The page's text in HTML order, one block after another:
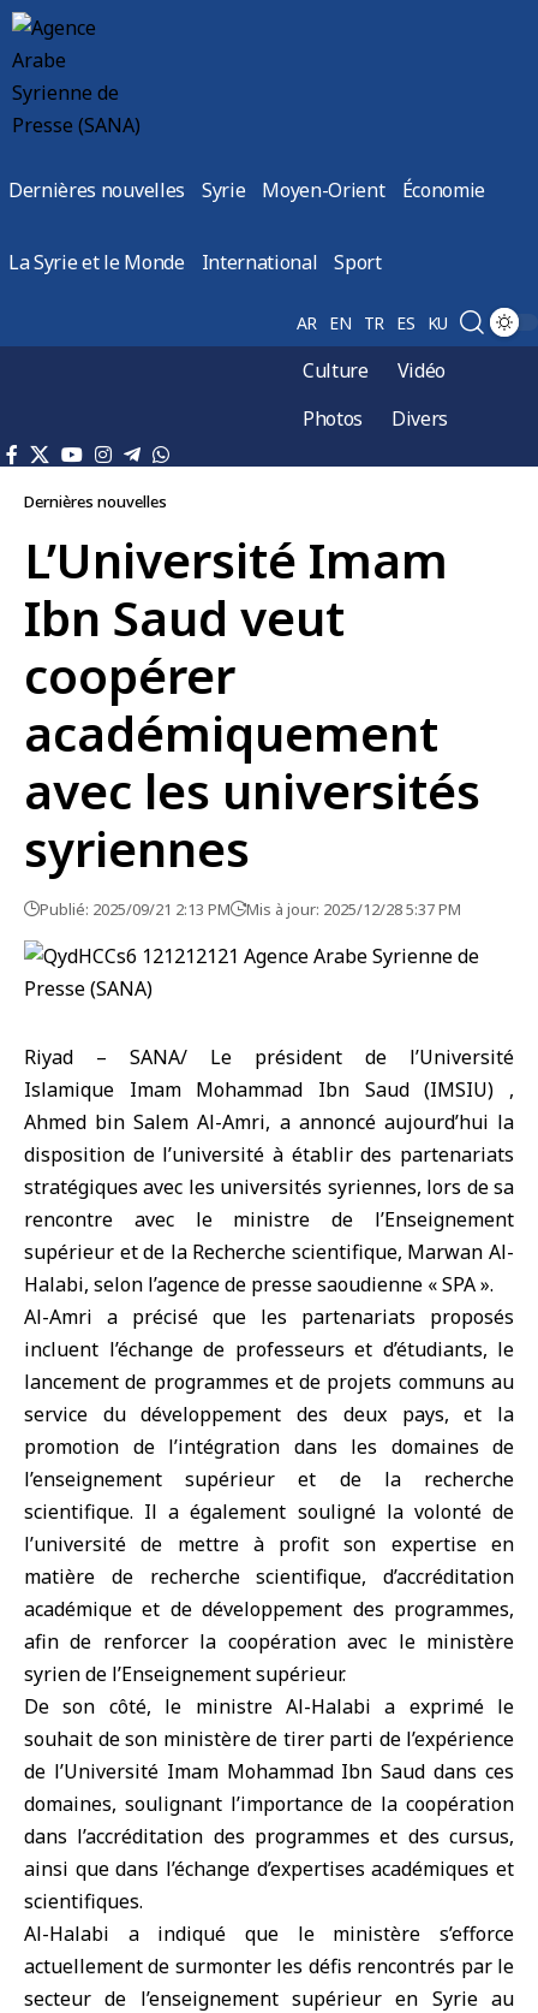
Dernières nouvelles Syrie Moyen-Orient Économie
La Syrie et le Monde International Sport
AR EN TR ES KU
Culture
Vidéo
Photos
Divers
Dernières nouvelles
L’Université Imam
Ibn Saud veut
coopérer
académiquement
avec les universités
syriennes
Publié: 2025/09/21 2:13 PM Mis à jour: 2025/12/28 5:37 PM
Riyad – SANA/ Le président de l’Université
Islamique Imam Mohammad Ibn Saud (IMSIU) ,
Ahmed bin Salem Al-Amri, a annoncé aujourd’hui la
disposition de l’université à établir des partenariats
stratégiques avec les universités syriennes, lors de sa
rencontre avec le ministre de l’Enseignement
supérieur et de la Recherche scientifique, Marwan Al-
Halabi, selon l’agence de presse saoudienne « SPA ».
Al-Amri a précisé que les partenariats proposés
incluent l’échange de professeurs et d’étudiants, le
lancement de programmes et de projets communs au
service du développement des deux pays, et la
promotion de l’intégration dans les domaines de
l’enseignement supérieur et de la recherche
scientifique. Il a également souligné la volonté de
l’université de mettre à profit son expertise en
matière de recherche scientifique, d’accréditation
académique et de développement des programmes,
afin de renforcer la coopération avec le ministère
syrien de l’Enseignement supérieur.
De son côté, le ministre Al-Halabi a exprimé le
souhait de son ministère de tirer parti de l’expérience
de l’Université Imam Mohammad Ibn Saud dans ces
domaines, soulignant l’importance de la coopération
dans l’accréditation des programmes et des cursus,
ainsi que dans l’échange d’expertises académiques et
scientifiques.
Al-Halabi a indiqué que le ministère s’efforce
actuellement de surmonter les défis rencontrés par le
secteur de l’enseignement supérieur en Syrie au